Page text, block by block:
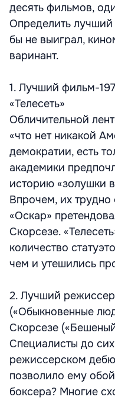
десять фильмов,
Определить лучший
бы не выиграл,
варинант.
1. Лучший фильм-
«Телесеть»
Обличительной
«что нет никакой
демократии, есть
академики
историю «золушки
Впрочем, их трудно
«Оскар»
Скорсезе.
количество
чем и утешились
2. Лучший
(«Обыкновенные
Скорсезе
Специалисты до
режиссерском
позволило ему
боксера? Многие